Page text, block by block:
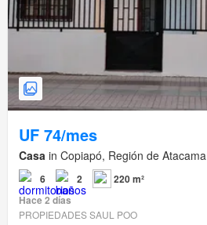
UF 74/mes
Casa in Copiapó, Región de Atacama
6 2
220 m²
Hace 2 días
PROPIEDADES SAUL POO